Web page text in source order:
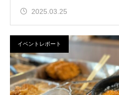
2025.03.25
イベントレポート